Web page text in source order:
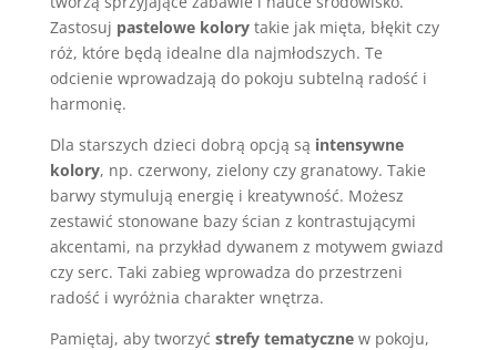
Zastosuj pastelowe kolorytakie jak mięta, błękit czy
róż, które będą idealne dla najmłodszych. Te
odcienie wprowadzają do pokoju subtelną radość i
harmonię.
Dla starszych dzieci dobrą opcją są intensywne
kolory, np. czerwony, zielony czy granatowy. Takie
barwy stymulują energię i kreatywność. Możesz
zestawić stonowane bazy ścian z kontrastującymi
akcentami, na przykład dywanem z motywem gwiazd
czy serc. Taki zabieg wprowadza do przestrzeni
radość i wyróżnia charakter wnętrza.
Pamiętaj, aby tworzyć strefy tematycznew pokoju,